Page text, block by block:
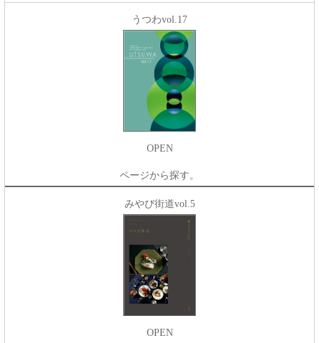
うつわvol.17
OPEN
ページから探す。
みやび街道vol.5
OPEN